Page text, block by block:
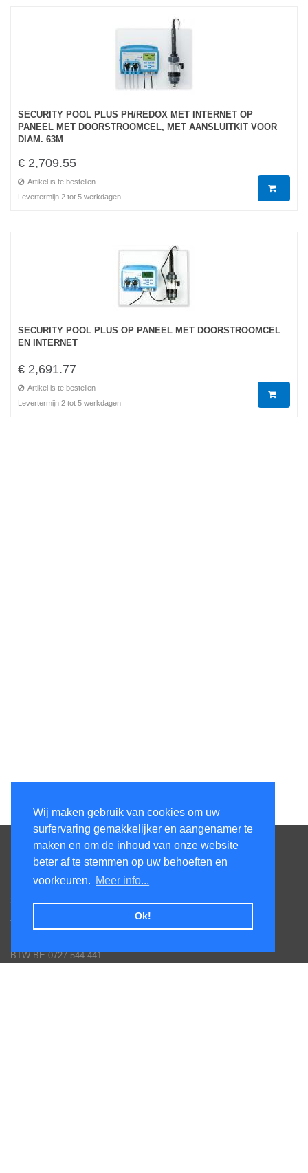
Wij maken gebruik van cookies om uw
surfervaring gemakkelijker en aangenamer te
maken en om de inhoud van onze website
beter af te stemmen op uw behoeften en
voorkeuren. Meer info...
Ok!
SECURITY POOL PLUS PH/REDOX MET INTERNET OP
PANEEL MET DOORSTROOMCEL, MET AANSLUITKIT VOOR
DIAM. 63M
€ 2,709.55
Artikel is te bestellen
Levertermijn 2 tot 5 werkdagen
SECURITY POOL PLUS OP PANEEL MET DOORSTROOMCEL
EN INTERNET
€ 2,691.77
Artikel is te bestellen
Levertermijn 2 tot 5 werkdagen
Contacteer ons
Honsdonkstraat 25A
3120 Tremelo
Tel. 016/60.93.00 - 0475/620.520
BTW BE 0727.544.441